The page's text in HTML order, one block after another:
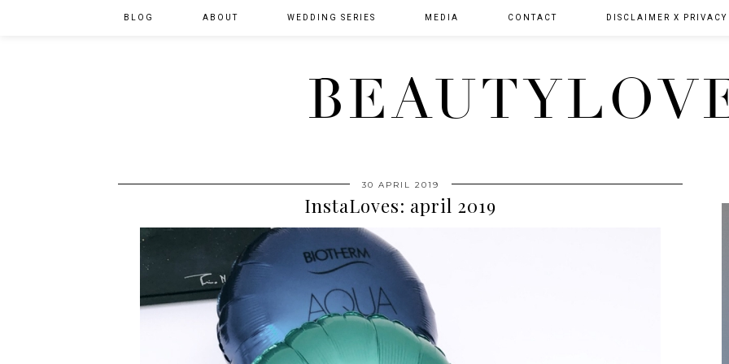
BLOG ABOUT WEDDING SERIES MEDIA CONTACT DISCLAIMER X PRIVACY
30 APRIL 2019
InstaLoves: april 2019